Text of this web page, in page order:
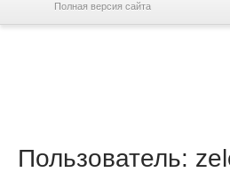
Полная версия сайта
Пользователь: